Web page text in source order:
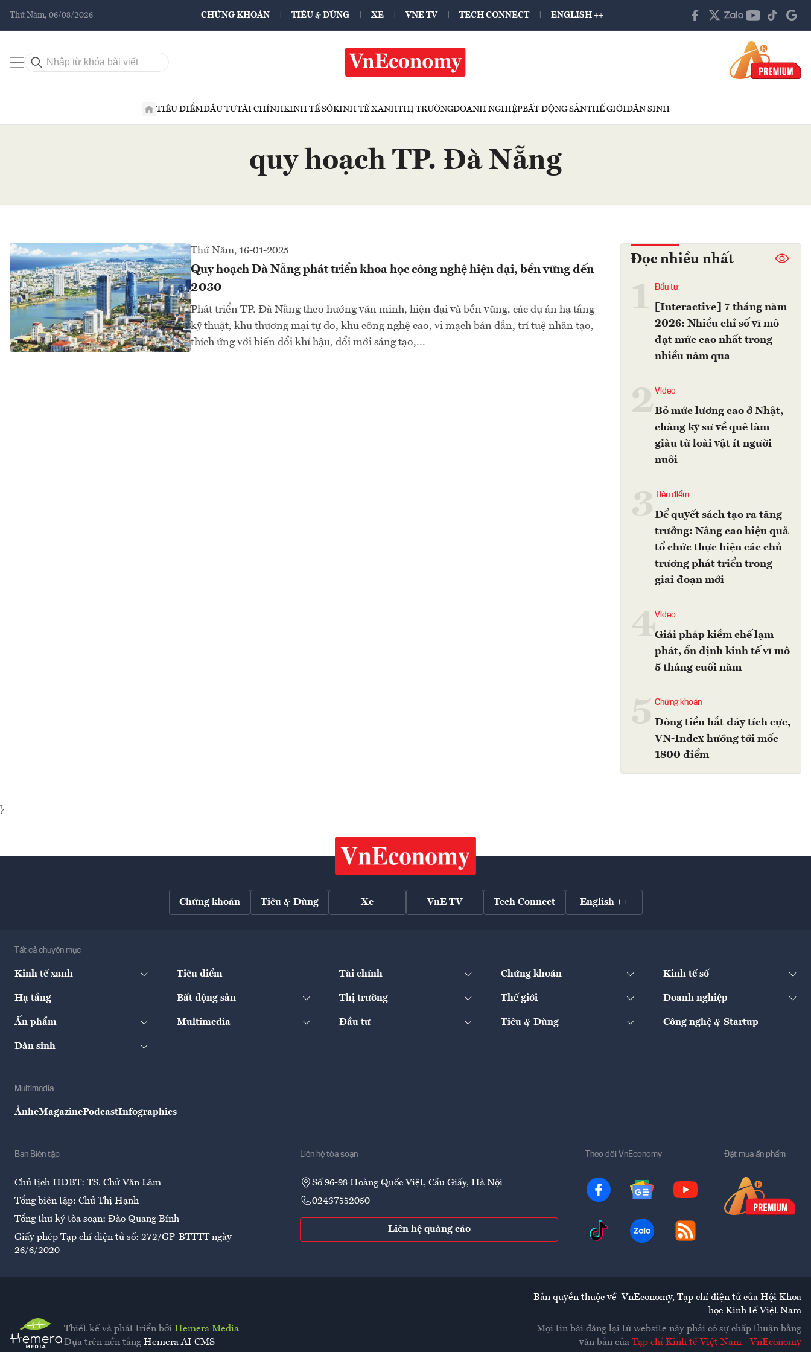
Thứ Năm, 06/08/2026 CHỨNG KHOÁN TIÊU & DÙNG XE VNE TV TECH CONNECT ENGLISH ++
TIÊU ĐIỂMĐẦU TƯTÀI CHÍNHKINH TẾ SỐKINH TẾ XANHTHỊ TRƯỜNGDOANH NGHIỆPBẤT ĐỘNG SẢNTHẾ GIỚIDÂN SINH
quy hoạch TP. Đà Nẵng
Thứ Năm, 16-01-2025
Quy hoạch Đà Nẵng phát triển khoa học công nghệ hiện đại, bền vững đến
2030
Phát triển TP. Đà Nẵng theo hướng văn minh, hiện đại và bền vững, các dự án hạ tầng
kỹ thuật, khu thương mại tự do, khu công nghệ cao, vi mạch bán dẫn, trí tuệ nhân tạo,
thích ứng với biến đổi khí hậu, đổi mới sáng tạo,…
Đọc nhiều nhất
Đầu tư
[Interactive] 7 tháng năm
2026: Nhiều chỉ số vĩ mô
đạt mức cao nhất trong
nhiều năm qua
2Video
Bỏ mức lương cao ở Nhật,
chàng kỹ sư về quê làm
giàu từ loài vật ít người
nuôi
Tiêu điểm
Để quyết sách tạo ra tăng
trưởng: Nâng cao hiệu quả
tổ chức thực hiện các chủ
trương phát triển trong
giai đoạn mới
4Video
Giải pháp kiềm chế lạm
phát, ổn định kinh tế vĩ mô
5 tháng cuối năm
Chứng khoán
Dòng tiền bắt đáy tích cực,
VN-Index hướng tới mốc
1800 điểm
}
Chứng khoán Tiêu & Dùng Xe VnE TV Tech Connect English ++
Tất cả chuyên mục
Kinh tế xanh Tiêu điểm Tài chính Chứng khoán Kinh tế số
Hạ tầng Bất động sản Thị trường Thế giới Doanh nghiệp
Ấn phẩm Multimedia Đầu tư Tiêu & Dùng Công nghệ & Startup
Dân sinh
Multimedia
ẢnheMagazinePodcastInfographics
Ban Biên tập
Chủ tịch HĐBT: TS. Chử Văn Lâm
Tổng biên tập: Chử Thị Hạnh
Tổng thư ký tòa soạn: Đào Quang Bính
Giấy phép Tạp chí điện tử số: 272/GP-BTTTT ngày
26/6/2020
Liên hệ tòa soạn
Số 96-98 Hoàng Quốc Việt, Cầu Giấy, Hà Nội
02437552050
Liên hệ quảng cáo
Theo dõi VnEconomy Đặt mua ấn phẩm
Thiết kế và phát triển bởi Hemera Media
Dựa trên nền tảng Hemera AI CMS
Bản quyền thuộc về VnEconomy, Tạp chí điện tử của Hội Khoa
học Kinh tế Việt Nam
Mọi tin bài đăng lại từ website này phải có sự chấp thuận bằng
văn bản của Tạp chí Kinh tế Việt Nam - VnEconomy